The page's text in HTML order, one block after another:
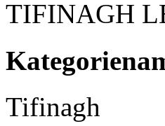
TIFINAGH
Tifinagh